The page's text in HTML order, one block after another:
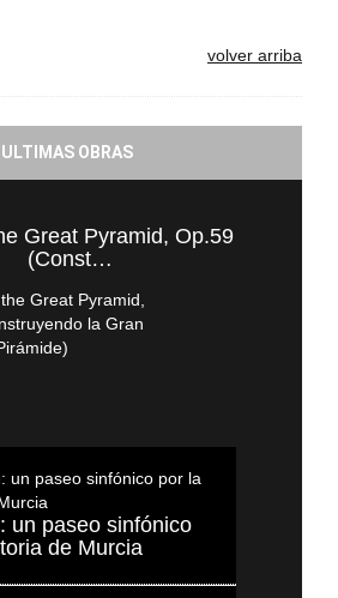
volver arriba
ULTIMAS OBRAS
Great Pyramid, Op.59
(Const…
un paseo sinfónico
de Murcia